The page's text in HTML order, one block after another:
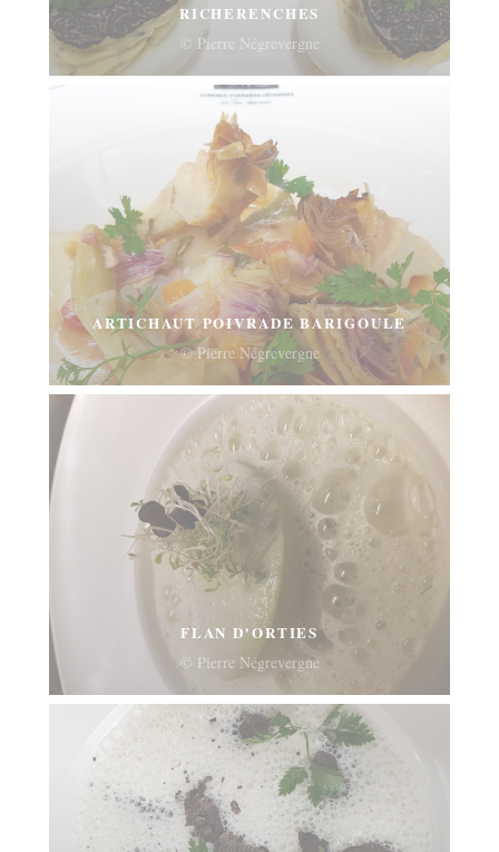
RICHERENCHES
© Pierre Négrevergne
ARTICHAUT POIVRADE BARIGOULE
© Pierre Négrevergne
FLAN D'ORTIES
© Pierre Négrevergne